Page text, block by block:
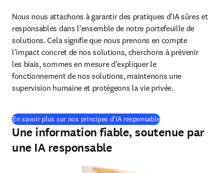
Nous nous attachons à garantir des pratiques d’IA sûres et
responsables dans l’ensemble de notre portefeuille de
solutions. Cela signifie que nous prenons en compte
l’impact concret de nos solutions, cherchons à prévenir
les biais, sommes en mesure d’expliquer le
fonctionnement de nos solutions, maintenons une
supervision humaine et protégeons la vie privée.
En savoir plus sur nos principes d’IA responsable
Une information fiable, soutenue par
une IA responsable